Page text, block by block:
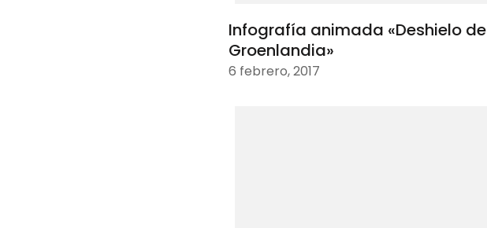
Infografía animada «Deshielo de
Groenlandia»
6 febrero, 2017